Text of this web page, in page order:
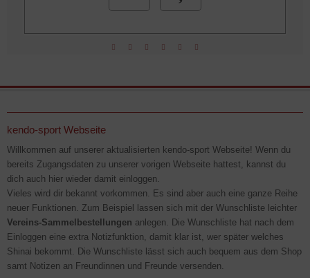
kendo-sport Webseite
Willkommen auf unserer aktualisierten kendo-sport Webseite! Wenn du
bereits Zugangsdaten zu unserer vorigen Webseite hattest, kannst du
dich auch hier wieder damit einloggen.
Vieles wird dir bekannt vorkommen. Es sind aber auch eine ganze Reihe
neuer Funktionen. Zum Beispiel lassen sich mit der Wunschliste leichter
Vereins-Sammelbestellungen anlegen. Die Wunschliste hat nach dem
Einloggen eine extra Notizfunktion, damit klar ist, wer später welches
Shinai bekommt. Die Wunschliste lässt sich auch bequem aus dem Shop
samt Notizen an Freundinnen und Freunde versenden.